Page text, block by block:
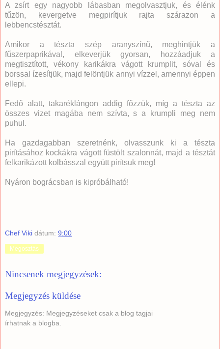
A zsírt egy nagyobb lábasban megolvasztjuk, és élénk
tűzön, kevergetve megpirítjuk rajta szárazon a
lebbencstésztát.
Amikor a tészta szép aranyszínű, meghintjük a
fűszerpaprikával, elkeverjük gyorsan, hozzáadjuk a
megtisztított, vékony karikákra vágott krumplit, sóval és
borssal ízesítjük, majd felöntjük annyi vízzel, amennyi éppen
ellepi.
Fedő alatt, takaréklángon addig főzzük, míg a tészta az
összes vizet magába nem szívta, s a krumpli meg nem
puhul.
Ha gazdagabban szeretnénk, olvasszunk ki a tészta
pirításához kockákra vágott füstölt szalonnát, majd a tésztát
felkarikázott kolbásszal együtt pirítsuk meg!
Nyáron bográcsban is kipróbálható!
Chef Viki dátum: 9:00
Megosztás
Nincsenek megjegyzések:
Megjegyzés küldése
Megjegyzés: Megjegyzéseket csak a blog tagjai
írhatnak a blogba.